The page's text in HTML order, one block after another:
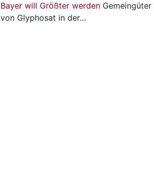
Bayer will Größter werden Gemeingüter
von Glyphosat in der…